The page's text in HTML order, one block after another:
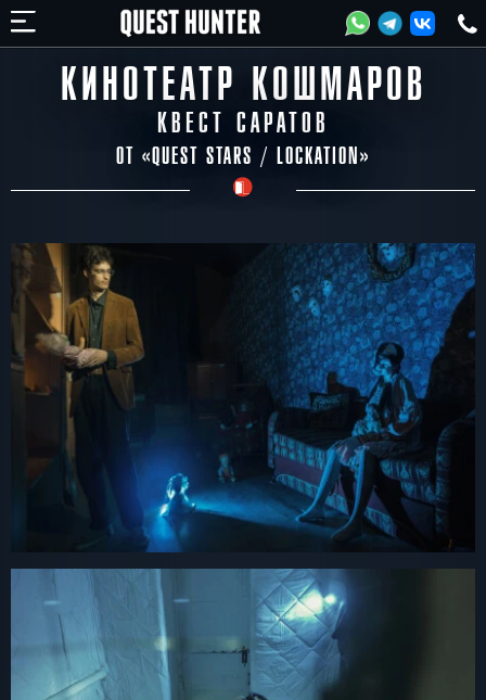
КИНОТЕАТР КОШМАРОВ
КВЕСТ САРАТОВ
ОТ «QUEST STARS / LOCKATION »